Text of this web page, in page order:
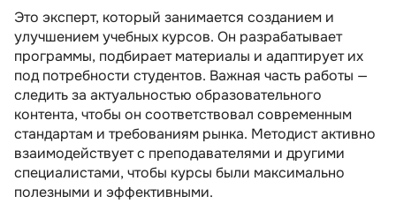
Чем занимается методист?
Какими знаниями и умениями должен
обладать методолог
Минимальные требования к кандидатам на
должность методиста
Карьерный рост методиста
Какие зарплаты у методиста
Плюсы и минусы профессии
Это эксперт, который занимается созданием и
улучшением учебных курсов. Он разрабатывает
программы, подбирает материалы и адаптирует их
под потребности студентов. Важная часть работы —
следить за актуальностью образовательного
контента, чтобы он соответствовал современным
стандартам и требованиям рынка. Методист активно
взаимодействует с преподавателями и другими
специалистами, чтобы курсы были максимально
полезными и эффективными.